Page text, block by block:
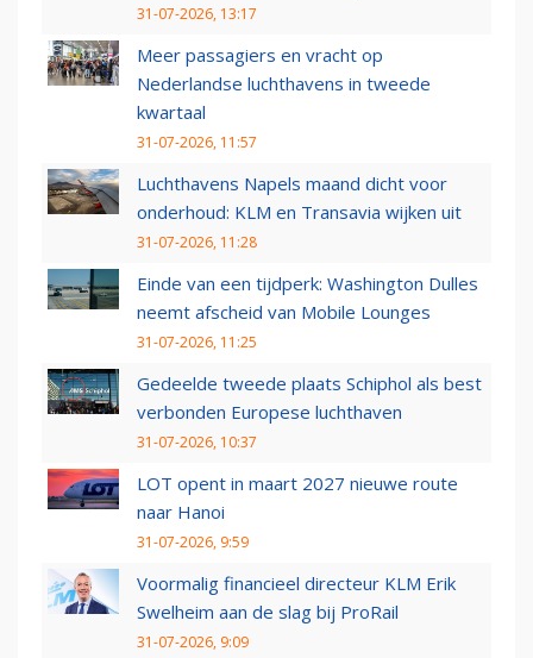
31-07-2026, 13:17
Meer passagiers en vracht op
Nederlandse luchthavens in tweede
kwartaal
31-07-2026, 11:57
Luchthavens Napels maand dicht voor
onderhoud: KLM en Transavia wijken uit
31-07-2026, 11:28
Einde van een tijdperk: Washington Dulles
neemt afscheid van Mobile Lounges
31-07-2026, 11:25
Gedeelde tweede plaats Schiphol als best
verbonden Europese luchthaven
31-07-2026, 10:37
LOT opent in maart 2027 nieuwe route
naar Hanoi
31-07-2026, 9:59
Voormalig financieel directeur KLM Erik
Swelheim aan de slag bij ProRail
31-07-2026, 9:09